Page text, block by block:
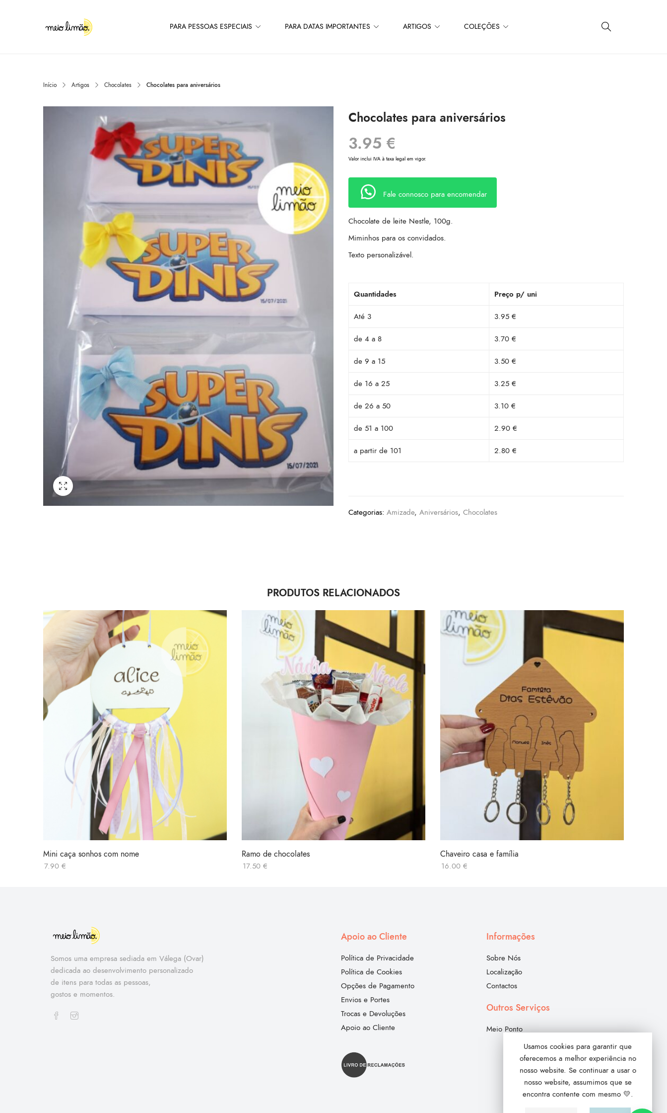
PARA PESSOAS ESPECIAIS PARA DATAS IMPORTANTES ARTIGOS COLEÇÕES
Início Artigos Chocolates Chocolates para aniversários
Chocolates para aniversários
3.95 €
Valor inclui IVA à taxa legal em vigor.
Fale connosco para encomendar
Chocolate de leite Nestle, 100g.
Miminhos para os convidados.
Texto personalizável.
Quantidades Preço p/ uni
Até 3 3.95 €
de 4 a 8 3.70 €
de 9 a 15 3.50 €
de 16 a 25 3.25 €
de 26 a 50 3.10 €
de 51 a 100 2.90 €
a partir de 101 2.80 €
Categorias: Amizade, Aniversários, Chocolates
PRODUTOS RELACIONADOS
Mini caça sonhos com nome
7.90 €
Ramo de chocolates
17.50 €
Chaveiro casa e família
16.00 €
Somos uma empresa sediada em Válega (Ovar)
dedicada ao desenvolvimento personalizado
de itens para todas as pessoas,
gostos e momentos.
Apoio ao Cliente
Política de Privacidade
Política de Cookies
Opções de Pagamento
Envios e Portes
Trocas e Devoluções
Apoio ao Cliente
Informações
Sobre Nós
Localização
Contactos
Outros Serviços
Meio Ponto
Usamos cookies para garantir que
oferecemos a melhor experiência no
nosso website. Se continuar a usar o
nosso website, assumimos que se
encontra contente com mesmo 💛.